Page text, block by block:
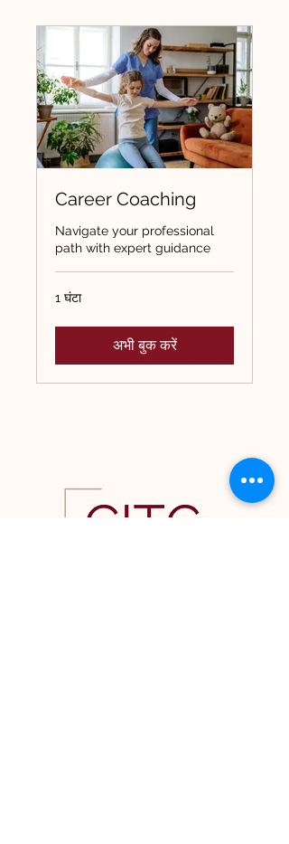
Career Coaching
Navigate your professional
path with expert guidance
1 घंटा
अभी बुक करें